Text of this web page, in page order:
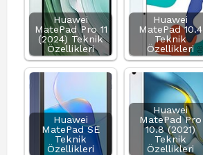
Huawei
MatePad Pro 11
(2024) Teknik
Özellikleri
Huawei
MatePad 10.4
Teknik
Özellikleri
Huawei
MatePad SE
Teknik
Özellikleri
Huawei
MatePad Pro
10.8 (2021)
Teknik
Özellikleri